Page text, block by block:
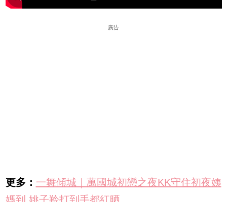
廣告
更多： 一舞傾城｜萬國城初戀之夜KK守住初夜姨
媽到 姚子羚打到手都紅晒